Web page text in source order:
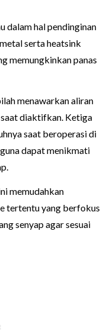
dalam hal pendinginan
serta heatsink
memungkinkan panas
menawarkan aliran
diaktifkan. Ketiga
saat beroperasi di
dapat menikmati
memudahkan
tertentu yang berfokus
senyap agar sesuai